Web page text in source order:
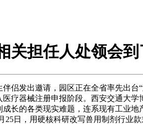
关担任人处领会
发出邀请，园区正在全省率先出台“
疗器械注册申报阶段。西安交通大
长的各类现实难题，连系现有工业
25日，用硬核科研改写兽用制剂行